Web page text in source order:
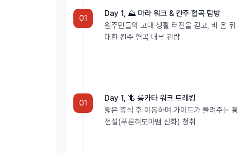
01
Day 1, ⛰️ 마라 워크 & 칸주 협곡 탐방
원주민들의 고대 생활 터전을 걷고, 비 온
대한 칸주 협곡 내부 관람
01
Day 1, 🦎 룽카타 워크 트레킹
짧은 휴식 후 이동하며 가이드가 들려주는
전설(푸른혀도마뱀 신화) 청취